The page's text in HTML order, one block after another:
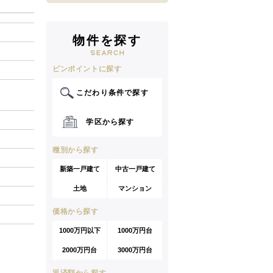
物件を探す
ピンポイントに探す
こだわり条件で探す
学区から探す
種別から探す
新築一戸建て 中古一戸建て
土地 マンション
価格から探す
1000万円以下 1000万円台
2000万円台 3000万円台